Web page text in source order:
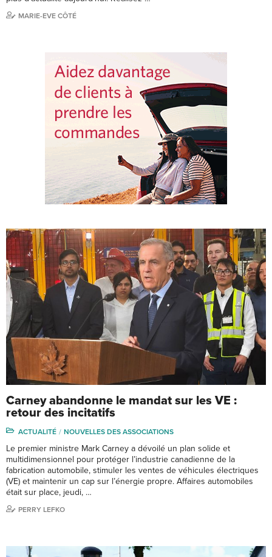
MARIE-EVE CÔTÉ
Carney abandonne le mandat sur les VE :
retour des incitatifs
ACTUALITÉ NOUVELLES DES ASSOCIATIONS
Le premier ministre Mark Carney a dévoilé un plan solide et
multidimensionnel pour protéger l’industrie canadienne de la
fabrication automobile, stimuler les ventes de véhicules électriques
(VE) et maintenir un cap sur l’énergie propre. Affaires automobiles
était sur place, jeudi, …
PERRY LEFKO